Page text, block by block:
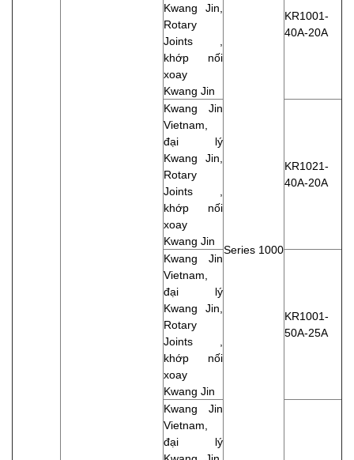
Series 1000
Kwang Jin,
Rotary
Joints ,
khớp nối
xoay
Kwang Jin
KR1001-
40A-20A
Kwang Jin
Vietnam,
đại lý
Kwang Jin,
Rotary
Joints ,
khớp nối
xoay
Kwang Jin
KR1021-
40A-20A
Kwang Jin
Vietnam,
đại lý
Kwang Jin,
Rotary
Joints ,
khớp nối
xoay
Kwang Jin
KR1001-
50A-25A
Kwang Jin
Vietnam,
đại lý